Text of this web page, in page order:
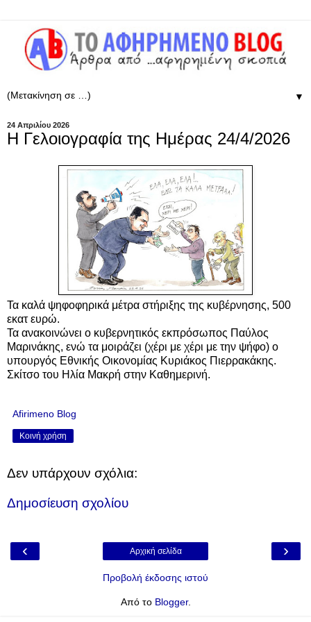
▼
24 Απριλίου 2026
Η Γελοιογραφία της Ημέρας 24/4/2026
Τα καλά ψηφοφηρικά μέτρα στήριξης της κυβέρνησης, 500
εκατ ευρώ.
Τα ανακοινώνει ο κυβερνητικός εκπρόσωπος Παύλος
Μαρινάκης, ενώ τα μοιράζει (χέρι με χέρι με την ψήφο) ο
υπουργός Εθνικής Οικονομίας Κυριάκος Πιερρακάκης.
Σκίτσο του Ηλία Μακρή στην Καθημερινή.
Afirimeno Blog
Κοινή χρήση
Δεν υπάρχουν σχόλια:
Δημοσίευση σχολίου
‹ ›
Αρχική σελίδα
Προβολή έκδοσης ιστού
Από το Blogger.